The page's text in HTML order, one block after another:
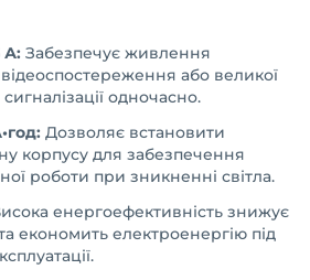
А: Забезпечує живлення
або великої
сигналізації одночасно.
Дозволяє встановити
корпусу для забезпечення
роботи при зникненні світла.
енергоефективність знижує
економить електроенергію під